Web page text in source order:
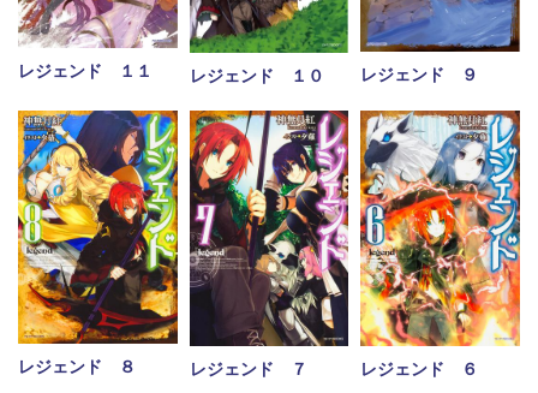
レジェンド １１ レジェンド １０ レジェンド ９
レジェンド ８ レジェンド ７ レジェンド ６